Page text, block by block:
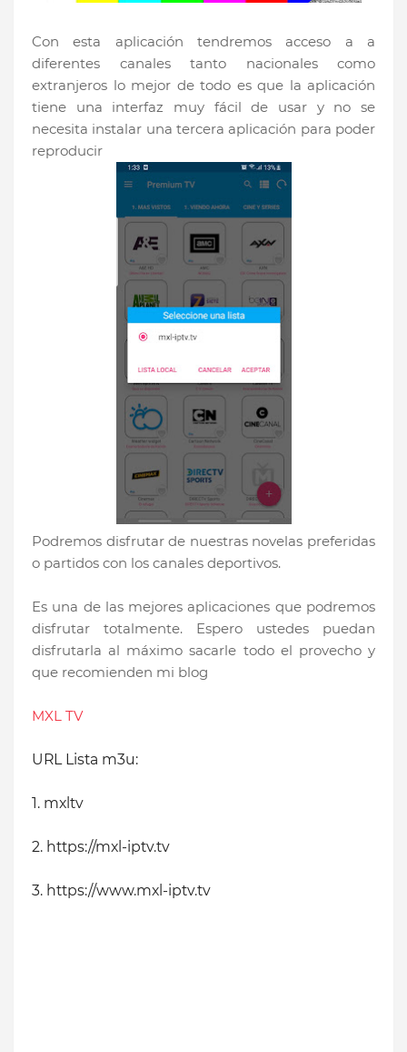
Con esta aplicación tendremos acceso a a
diferentes canales tanto nacionales como
extranjeros lo mejor de todo es que la aplicación
tiene una interfaz muy fácil de usar y no se
necesita instalar una tercera aplicación para poder
reproducir
Podremos disfrutar de nuestras novelas preferidas
o partidos con los canales deportivos.
Es una de las mejores aplicaciones que podremos
disfrutar totalmente. Espero ustedes puedan
disfrutarla al máximo sacarle todo el provecho y
que recomienden mi blog
MXL TV
URL Lista m3u:
1. mxltv
2. https://mxl-iptv.tv
3. https://www.mxl-iptv.tv